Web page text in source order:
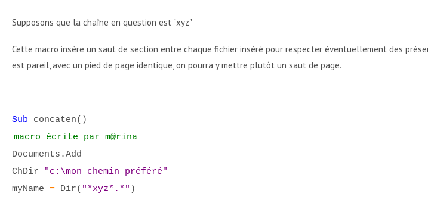
Supposons que la chaîne en question est "xyz"
Cette macro insère un saut de section entre chaque fichier inséré pour respecter éventuellement des
est pareil, avec un pied de page identique, on pourra y mettre plutôt un saut de page.
Sub concaten()
'macro écrite par m@rina
Documents.Add
ChDir
"c:\mon chemin préféré"
myName = Dir( "*xyz*.*" )